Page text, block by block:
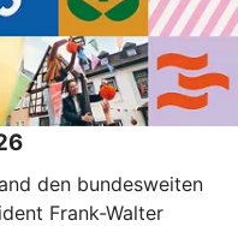
den bundesweiten
Frank-Walter